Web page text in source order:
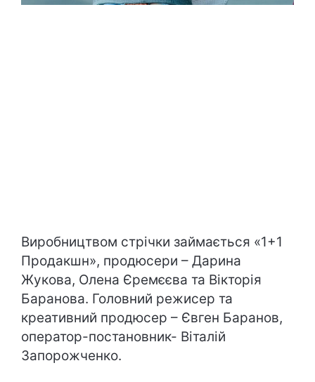
Виробництвом стрічки займається «1+1
Продакшн», продюсери – Дарина
Жукова, Олена Єремєєва та Вікторія
Баранова. Головний режисер та
креативний продюсер – Євген Баранов,
оператор-постановник- Віталій
Запорожченко.